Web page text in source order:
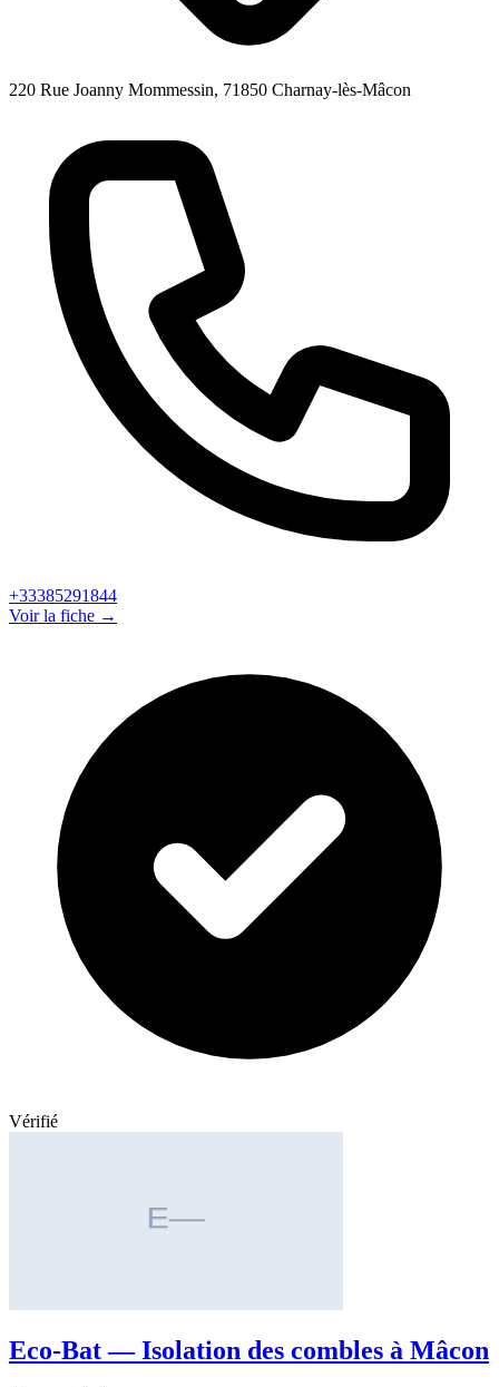
220 Rue Joanny Mommessin, 71850 Charnay-lès-Mâcon
+33385291844
Voir la fiche →
Vérifié
Eco-Bat — Isolation des combles à Mâcon